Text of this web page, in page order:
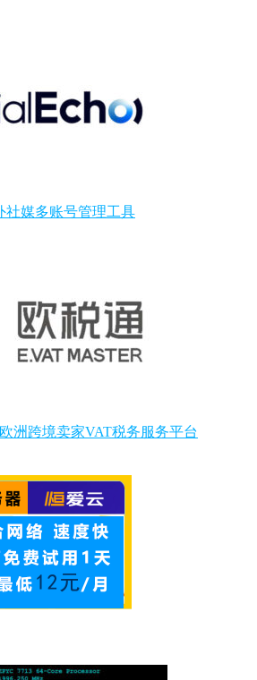
社媒多账号管理工具
洲跨境卖家VAT税务服务平台